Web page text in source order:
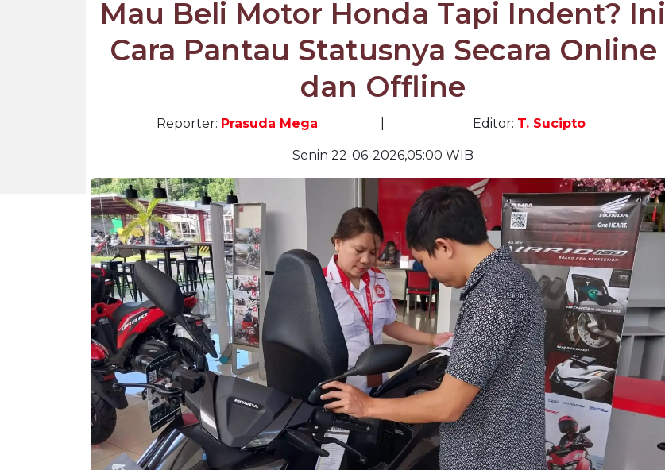
Mau Beli Motor Honda Tapi Indent? Ini
Cara Pantau Statusnya Secara Online
dan Offline
Reporter: Prasuda Mega Editor: T. Sucipto
Senin 22-06-2026,05:00 WIB